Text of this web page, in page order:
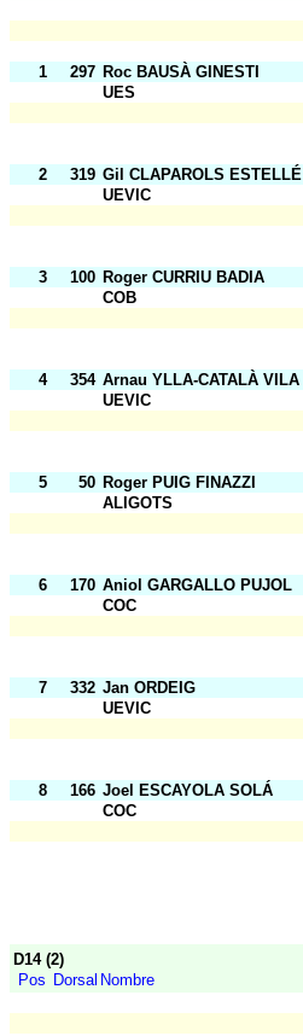
1 297 Roc BAUSÀ GINESTI
UES
2 319 Gil CLAPAROLS ESTELLÉ
UEVIC
3 100 Roger CURRIU BADIA
COB
4 354 Arnau YLLA-CATALÀ VILA
UEVIC
5 50 Roger PUIG FINAZZI
ALIGOTS
6 170 Aniol GARGALLO PUJOL
COC
7 332 Jan ORDEIG
UEVIC
8 166 Joel ESCAYOLA SOLÁ
COC
D14 (2)
Pos Dorsal Nombre